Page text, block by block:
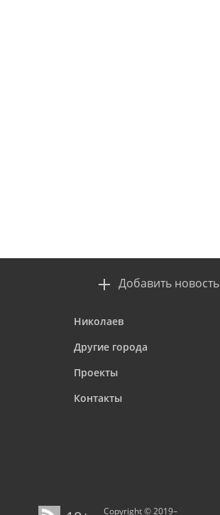
Добавить новость
Николаев
Другие города
Проекты
Контакты
Copyright © 2019–